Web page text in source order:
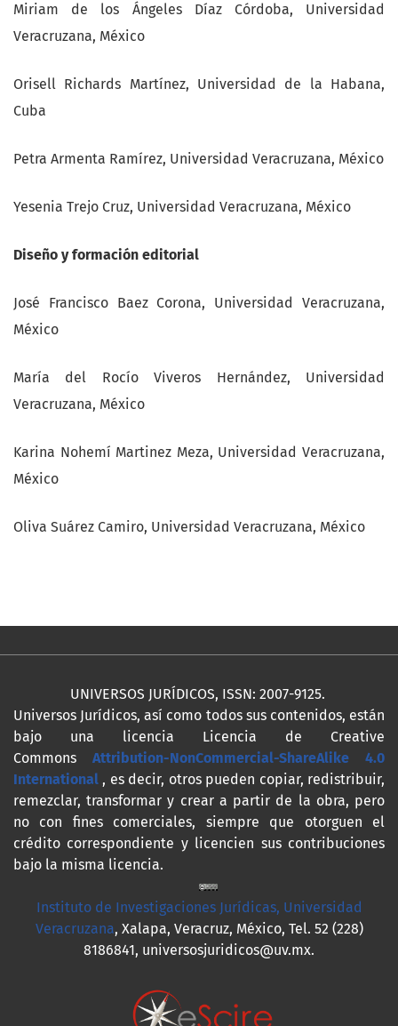
Miriam de los Ángeles Díaz Córdoba, Universidad
Veracruzana, México
Orisell Richards Martínez, Universidad de la Habana,
Cuba
Petra Armenta Ramírez, Universidad Veracruzana, México
Yesenia Trejo Cruz, Universidad Veracruzana, México
Diseño y formación editorial
José Francisco Baez Corona, Universidad Veracruzana,
México
María del Rocío Viveros Hernández, Universidad
Veracruzana, México
Karina Nohemí Martinez Meza, Universidad Veracruzana,
México
Oliva Suárez Camiro, Universidad Veracruzana, México
UNIVERSOS JURÍDICOS, ISSN: 2007-9125.
Universos Jurídicos, así como todos sus contenidos, están
bajo una licencia Licencia de Creative
Commons Attribution-NonCommercial-ShareAlike 4.0
International , es decir, otros pueden copiar, redistribuir,
remezclar, transformar y crear a partir de la obra, pero
no con fines comerciales, siempre que otorguen el
crédito correspondiente y licencien sus contribuciones
bajo la misma licencia.
Instituto de Investigaciones Jurídicas, Universidad
Veracruzana, Xalapa, Veracruz, México, Tel. 52 (228)
8186841, universosjuridicos@uv.mx.